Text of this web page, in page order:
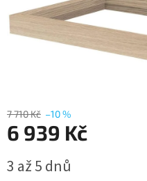
7 710 Kč –10 %
6 939 Kč
cena:
3 až 5 dnů